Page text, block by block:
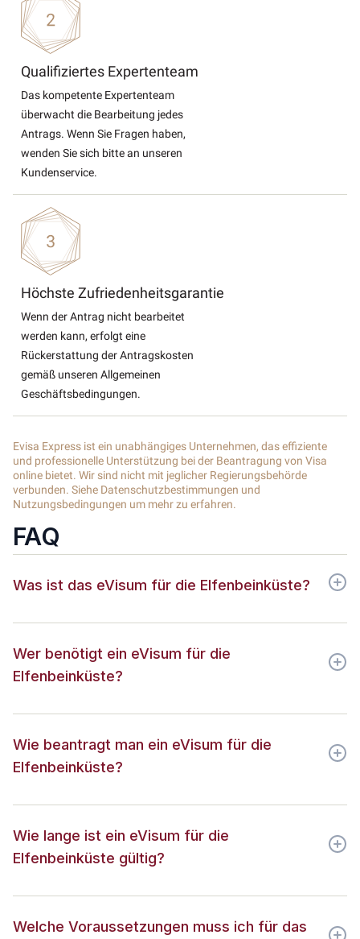
Qualifiziertes Expertenteam
Das kompetente Expertenteam
überwacht die Bearbeitung jedes
Antrags. Wenn Sie Fragen haben,
wenden Sie sich bitte an unseren
Kundenservice.
Höchste Zufriedenheitsgarantie
Wenn der Antrag nicht bearbeitet
werden kann, erfolgt eine
Rückerstattung der Antragskosten
gemäß unseren Allgemeinen
Geschäftsbedingungen.
Evisa Express ist ein unabhängiges Unternehmen, das effiziente
und professionelle Unterstützung bei der Beantragung von Visa
online bietet. Wir sind nicht mit jeglicher Regierungsbehörde
verbunden. Siehe Datenschutzbestimmungen und
Nutzungsbedingungen um mehr zu erfahren.
FAQ
Was ist das eVisum für die Elfenbeinküste?
Wer benötigt ein eVisum für die
Elfenbeinküste?
Wie beantragt man ein eVisum für die
Elfenbeinküste?
Wie lange ist ein eVisum für die
Elfenbeinküste gültig?
Welche Voraussetzungen muss ich für das